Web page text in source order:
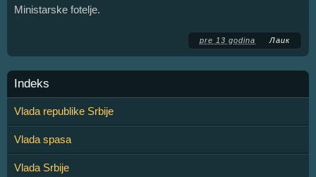
Ministarske fotelje.
pre 13 godina Лаик
Indeks
Vlada republike Srbije
Vlada spasa
Vlada Srbije